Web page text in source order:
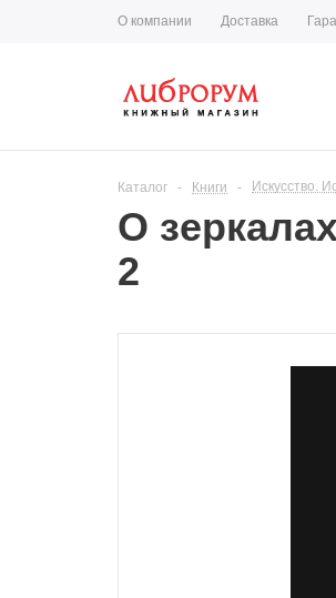
О компании Доставка
Каталог - Книги - Искусство.
О
2